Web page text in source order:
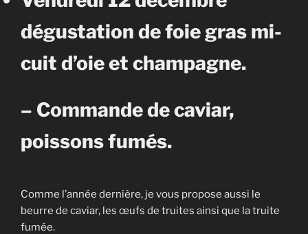
dégustation de foie gras mi-
cuit d’oie et champagne.
– Commande de caviar,
poissons fumés.
Comme l’année dernière, je vous propose aussi le
beurre de caviar, les œufs de truites ainsi que la truite
fumée.